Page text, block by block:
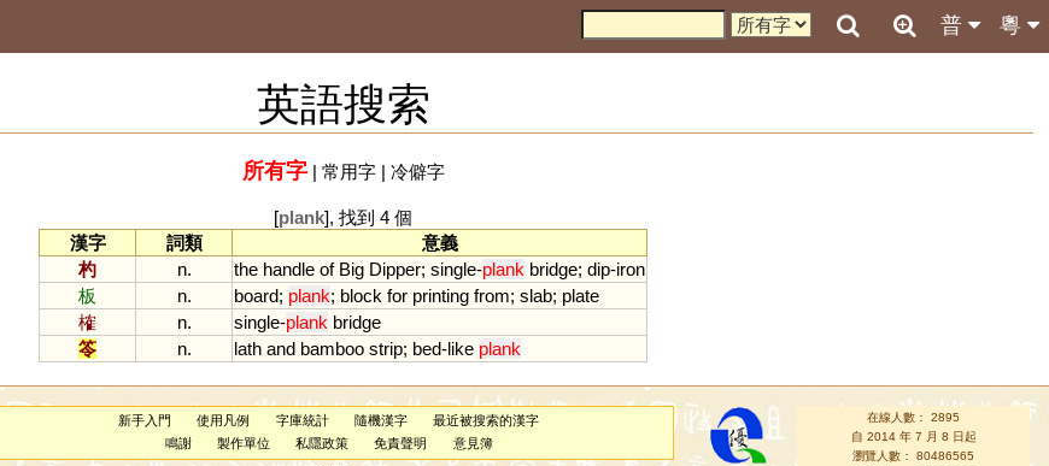
粵
普
英語搜索
所有字| 常用字| 冷僻字
[plank], 找到 4 個
漢字
詞類
意義
杓
n. the handle of Big Dipper; single-plank bridge; dip-iron
板
n. board; plank; block for printing from; slab; plate
榷
n. single-plank bridge
笭
n. lath and bamboo strip; bed-like plank
新手入門 使用凡例 字庫統計 隨機漢字
最近被搜索的漢字
鳴謝
製作單位 私隱政策 免責聲明 意見簿
在線人數： 2895
自 2014 年 7 月 8 日起
瀏覽人數： 80486565